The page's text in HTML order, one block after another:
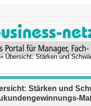
Übersicht: Stärken und
Stärken und